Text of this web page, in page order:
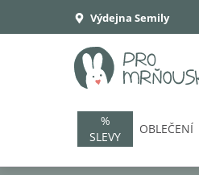
Výdejna Semily
%
SLEVY
OBLEČENÍ